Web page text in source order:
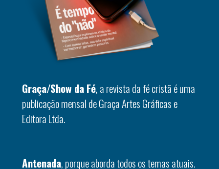
Graça/Show da Fé, a revista da fé cristã é uma
publicação mensal de Graça Artes Gráficas e
Editora Ltda.
Antenada, porque aborda todos os temas atuais.